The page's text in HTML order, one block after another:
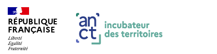
RÉPUBLIQUE
FRANÇAISE